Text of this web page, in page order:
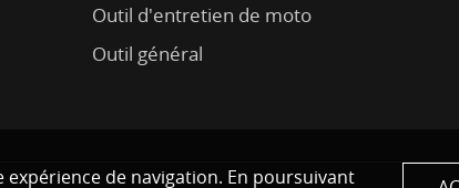
de navigation. En poursuivant
Outil d'entretien de moto
Outil général